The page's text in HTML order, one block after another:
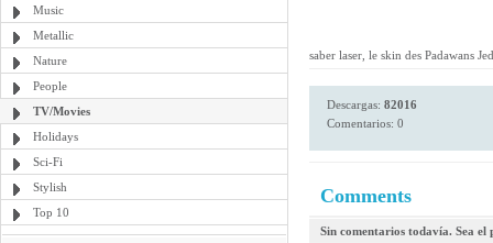
Music
Metallic
Nature
People
TV/Movies
Holidays
Sci-Fi
Stylish
Top 10
saber laser, le skin des Padawans
Descargas: 82016
Comentarios: 0
Comments
Sin comentarios todavía. Sea